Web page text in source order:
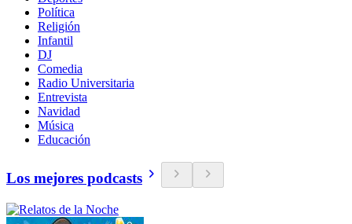
Política
Religión
Infantil
DJ
Comedia
Radio Universitaria
Entrevista
Navidad
Música
Educación
Los mejores podcasts